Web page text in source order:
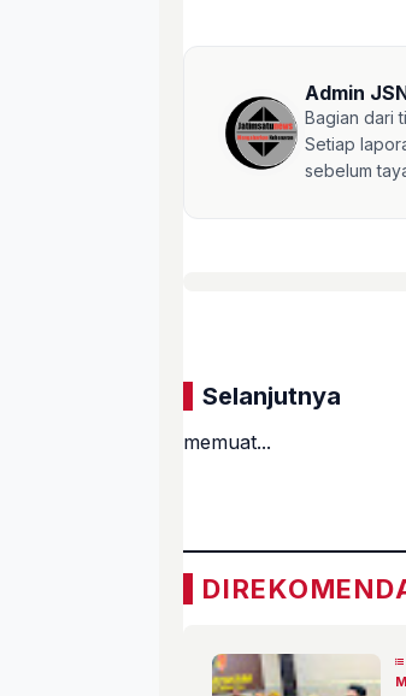
Admin
Bagian dari
Setiap
sebelum
Selanjutnya
memuat...